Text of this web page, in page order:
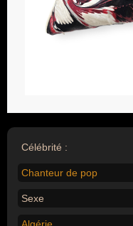
Célébrité :
Chanteur de pop
Sexe